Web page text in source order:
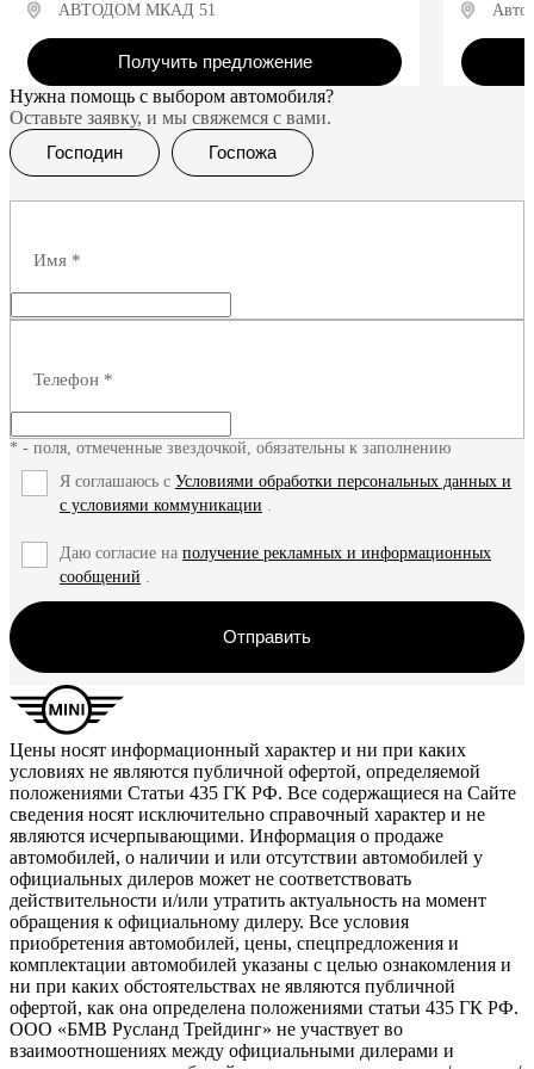
АВТОДОМ МКАД 51
Получить предложение
Нужна помощь с выбором автомобиля?
Оставьте заявку, и мы свяжемся с вами.
Господин
Госпожа
Имя *
Телефон *
* - поля, отмеченные звездочкой, обязательны к заполнению
Я соглашаюсь с Условиями обработки персональных данных и
с условиями коммуникации
Даю согласие на получение рекламных и информационных
сообщений
Отправить
Цены носят информационный характер и ни при каких
условиях не являются публичной офертой, определяемой
положениями Статьи 435 ГК РФ. Все содержащиеся на Сайте
сведения носят исключительно справочный характер и не
являются исчерпывающими. Информация о продаже
автомобилей, о наличии и или отсутствии автомобилей у
официальных дилеров может не соответствовать
действительности и/или утратить актуальность на момент
обращения к официальному дилеру. Все условия
приобретения автомобилей, цены, спецпредложения и
комплектации автомобилей указаны с целью ознакомления и
ни при каких обстоятельствах не являются публичной
офертой, как она определена положениями статьи 435 ГК РФ.
ООО «БМВ Русланд Трейдинг» не участвует во
взаимоотношениях между официальными дилерами и